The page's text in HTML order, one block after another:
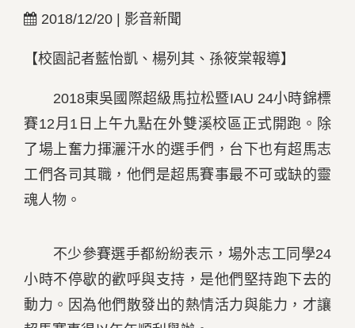
2018/12/20 | 影音新聞
【校園記者藍怡凱、楊列其、孫筱棠報導】
2018東吳國際超級馬拉松暨IAU 24小時錦標
賽12月1日上午九點在外雙溪校區正式開跑。除
了場上奮力揮灑汗水的選手們，台下也有超馬志
工們各司其職，他們是超馬賽事最不可或缺的靈
魂人物。
不少參賽選手都紛紛表示，場外志工同學24
小時不停歇的歡呼與支持，是他們堅持跑下去的
動力。因為他們散發出的熱情活力與能力，才讓